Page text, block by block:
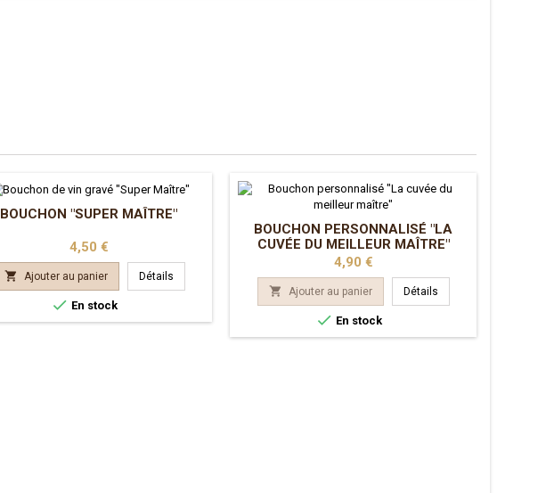
BOUCHON "SUPER MAÎTRE"
Prix
4,50 €
 Ajouter au panier Détails
 En stock
BOUCHON PERSONNALISÉ "LA
CUVÉE DU MEILLEUR MAÎTRE"
Prix
4,90 €
 Ajouter au panier Détails
 En stock